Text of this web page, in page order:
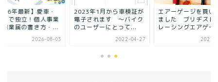
年最新】愛車・
クで独立！個人事業
開業届の書き方・...
2026-08-03
2023年1月から車検証が
電子されます ～バイク
のユーザーにとって...
2022-04-27
エアーゲージを買い
ました ブリヂス
レーシングエアゲー
2023-